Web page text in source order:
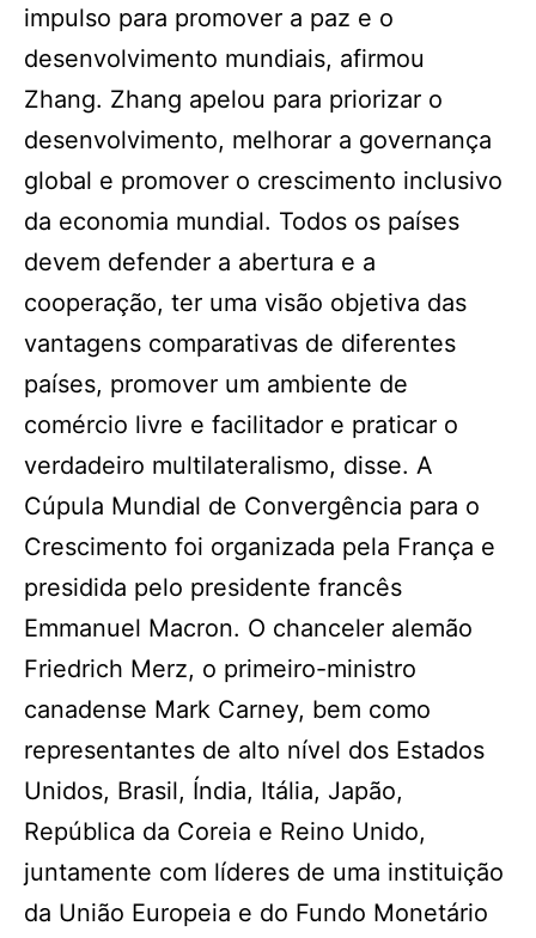
impulso para promover a paz e o
desenvolvimento mundiais, afirmou
Zhang. Zhang apelou para priorizar o
desenvolvimento, melhorar a governança
global e promover o crescimento inclusivo
da economia mundial. Todos os países
devem defender a abertura e a
cooperação, ter uma visão objetiva das
vantagens comparativas de diferentes
países, promover um ambiente de
comércio livre e facilitador e praticar o
verdadeiro multilateralismo, disse. A
Cúpula Mundial de Convergência para o
Crescimento foi organizada pela França e
presidida pelo presidente francês
Emmanuel Macron. O chanceler alemão
Friedrich Merz, o primeiro-ministro
canadense Mark Carney, bem como
representantes de alto nível dos Estados
Unidos, Brasil, Índia, Itália, Japão,
República da Coreia e Reino Unido,
juntamente com líderes de uma instituição
da União Europeia e do Fundo Monetário